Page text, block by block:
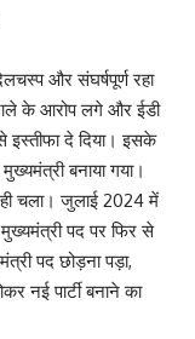
और संघर्षपूर्ण रहा
के आरोप लगे और ईडी
इस्तीफा दे दिया। इसके
बनाया गया।
चला। जुलाई 2024 में
पद पर फिर से
पद छोड़ना पड़ा,
नई पार्टी बनाने का